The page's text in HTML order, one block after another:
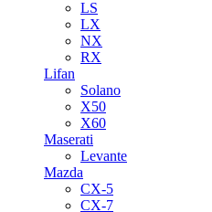
LS
LX
NX
RX
Lifan
Solano
X50
X60
Maserati
Levante
Mazda
CX-5
CX-7